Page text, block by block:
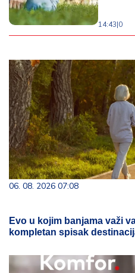
14:43|0
06. 08. 2026 07:08
Evo u kojim banjama važi
kompletan spisak